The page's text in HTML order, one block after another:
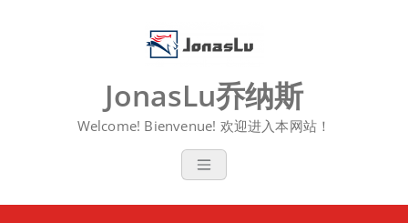
JonasLu乔纳斯
Welcome! Bienvenue! 欢迎进入本网站！